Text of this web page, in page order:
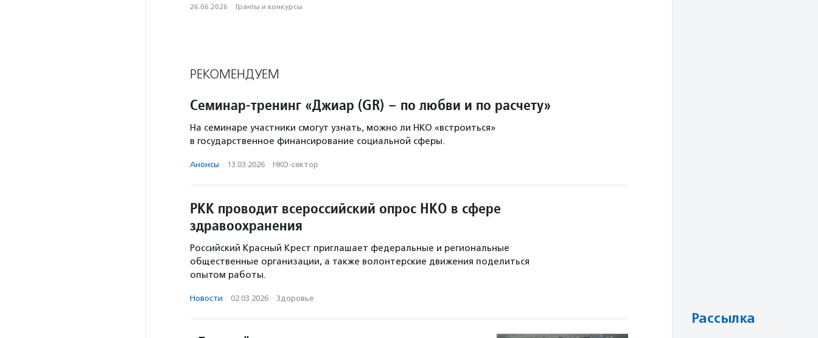
26.06.2026 · Гранты и конкурсы
РЕКОМЕНДУЕМ
Семинар-тренинг «Джиар (GR) – по любви и по расчету»
На семинаре участники смогут узнать, можно ли НКО «встроиться»
в государственное финансирование социальной сферы.
Анонсы · 13.03.2026 · НКО-сектор
РКК проводит всероссийский опрос НКО в сфере
здравоохранения
Российский Красный Крест приглашает федеральные и региональные
общественные организации, а также волонтерские движения поделиться
опытом работы.
Новости · 02.03.2026 · Здоровье
Рассылка